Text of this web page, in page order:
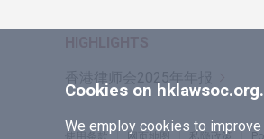
Cookies on
We employ cookies to
香港律师会2025年年报
网页地图 私隐政策